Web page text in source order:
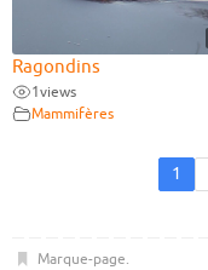
Ragondins
1views
Mammifères
1
Marque-page.